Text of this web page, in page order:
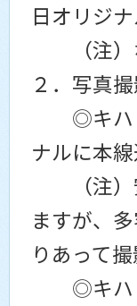
日オリジ
（注）
２．写真
◎キハ２
ナルに本
（注）
ますが、
りあって
◎キハ２